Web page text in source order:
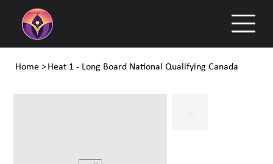
Home > Heat 1 - Long Board National Qualifying Canada